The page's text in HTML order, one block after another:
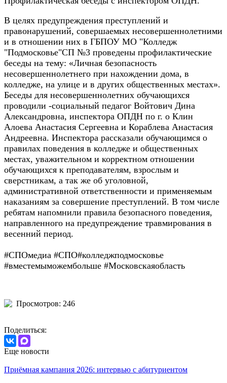
В целях предупреждения преступлений и
правонарушений, совершаемых несовершеннолетними
и в отношении них в ГБПОУ МО "Колледж
"Подмосковье"СП №3 проведены профилактические
беседы на тему: «Личная безопасность
несовершеннолетнего при нахождении дома, в
колледже, на улице и в других общественных местах».
Беседы для несовершеннолетних обучающихся
проводили -социальный педагог Войтович Дина
Александровна, инспектора ОПДН по г. о Клин
Алоева Анастасия Сергеевна и Кораблева Анастасия
Андреевна. Инспектора рассказали обучающимся о
правилах поведения в колледже и общественных
местах, уважительном и корректном отношении
обучающихся к преподавателям, взрослым и
сверстникам, а так же об уголовной,
административной ответственности и применяемым
наказаниям за совершение преступлений. В том числе
ребятам напомнили правила безопасного поведения,
направленного на предупреждение травмирования в
весенний период.
#СПОмедиа #СПО#колледжподмосковье
#вместемыможембольше #Московскаяобласть
Просмотров: 246
Поделиться:
Еще новости
Приёмная кампания 2026: интервью с абитуриентом